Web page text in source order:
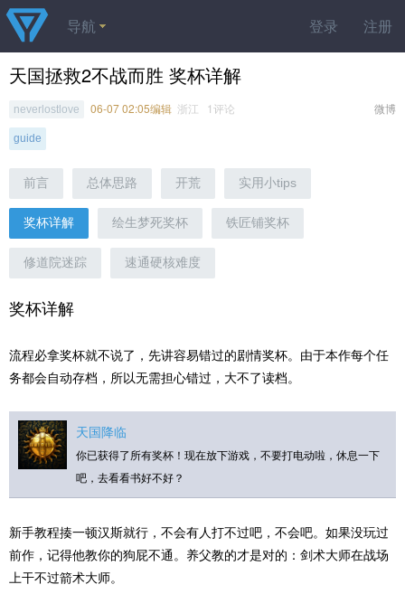
登录 注册
导航
天国拯救2不战而胜 奖杯详解
微博
neverlostlove 06-07 02:05编辑 浙江 1评论
guide
前言 总体思路 开荒 实用小tips
奖杯详解 绘生梦死奖杯 铁匠铺奖杯
修道院迷踪 速通硬核难度
奖杯详解
流程必拿奖杯就不说了，先讲容易错过的剧情奖杯。由于本作每个任
务都会自动存档，所以无需担心错过，大不了读档。
天国降临
你已获得了所有奖杯！现在放下游戏，不要打电动啦，休息一下
吧，去看看书好不好？
新手教程揍一顿汉斯就行，不会有人打不过吧，不会吧。如果没玩过
前作，记得他教你的狗屁不通。养父教的才是对的：剑术大师在战场
上干不过箭术大师。